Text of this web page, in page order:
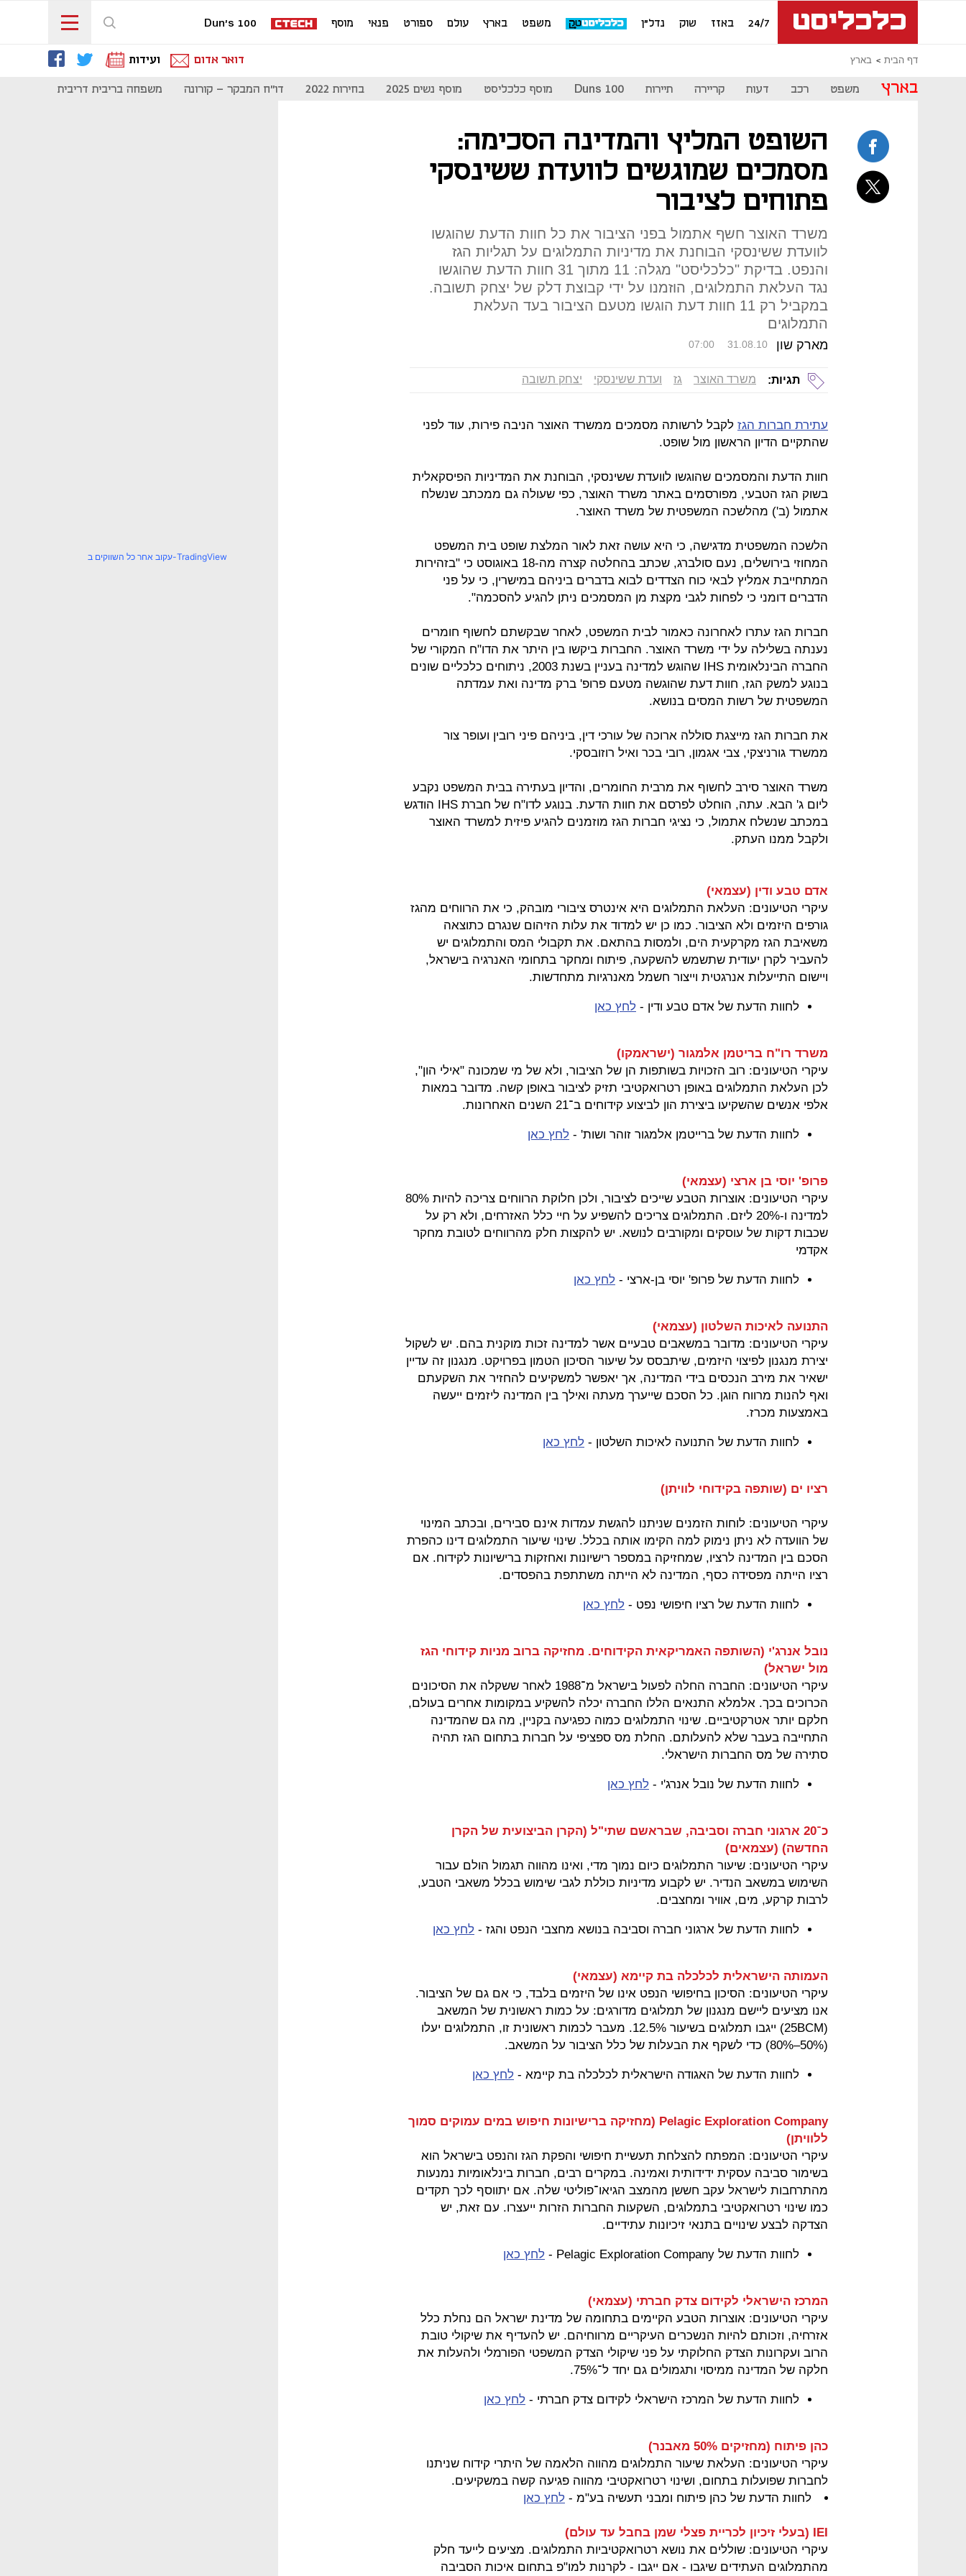
24/7 באזז שוק נדל"ן משפט בארץ עולם ספורט פנאי מוסף Dun's 100
דף הבית בארץ דואר אדום ועידות
בארץ משפט רכב דעות קריירה תיירות Duns 100 מוסף כלכליסט מוסף נשים 2025 בחירות 2022 דו"ח המבקר - קורונה משפחה בריבית דריבית
השופט המליץ והמדינה הסכימה:
מסמכים שמוגשים לוועדת ששינסקי
פתוחים לציבור
משרד האוצר חשף אתמול בפני הציבור את כל חוות הדעת שהוגשו
לוועדת ששינסקי הבוחנת את מדיניות התמלוגים על תגליות הגז
והנפט. בדיקת "כלכליסט" מגלה: 11 מתוך 31 חוות הדעת שהוגשו
נגד העלאת התמלוגים, הוזמנו על ידי קבוצת דלק של יצחק תשובה.
במקביל רק 11 חוות דעת הוגשו מטעם הציבור בעד העלאת
התמלוגים
מארק שון 07:00 31.08.10
תגיות: משרד האוצר גז ועדת ששינסקי יצחק תשובה
עתירת חברות הגז לקבל לרשותה מסמכים ממשרד האוצר הניבה פירות, עוד לפני
שהתקיים הדיון הראשון מול שופט.
חוות הדעת והמסמכים שהוגשו לוועדת ששינסקי, הבוחנת את המדיניות הפיסקאלית
בשוק הגז הטבעי, מפורסמים באתר משרד האוצר, כפי שעולה גם ממכתב שנשלח
אתמול (ב') מהלשכה המשפטית של משרד האוצר.
הלשכה המשפטית מדגישה, כי היא עושה זאת לאור המלצת שופט בית המשפט
המחוזי בירושלים, נעם סולברג, שכתב בהחלטה קצרה מה-18 באוגוסט כי "בזהירות
המתחייבת אמליץ לבאי כוח הצדדים לבוא בדברים ביניהם במישרין, כי על פני
הדברים דומני כי לפחות לגבי מקצת מן המסמכים ניתן להגיע להסכמה".
חברות הגז עתרו לאחרונה כאמור לבית המשפט, לאחר שבקשתם לחשוף חומרים
נענתה בשלילה על ידי משרד האוצר. החברות ביקשו בין היתר את הדו"ח המקורי של
החברה הבינלאומית IHS שהוגש למדינה בעניין בשנת 2003, ניתוחים כלכליים שונים
בנוגע למשק הגז, חוות דעת שהוגשה מטעם פרופ' ברק מדינה ואת עמדתה
המשפטית של רשות המסים בנושא.
את חברות הגז מייצגת סוללה ארוכה של עורכי דין, ביניהם פיני רובין ועופר צור
ממשרד גורניצקי, צבי אגמון, רובי בכר ואיל רוזובסקי.
משרד האוצר סירב לחשוף את מרבית החומרים, והדיון בעתירה בבית המשפט נקבע
ליום ג' הבא. עתה, הוחלט לפרסם את חוות הדעת. בנוגע לדו"ח של חברת IHS הודגש
במכתב שנשלח אתמול, כי נציגי חברות הגז מוזמנים להגיע פיזית למשרד האוצר
ולקבל ממנו העתק.
אדם טבע ודין (עצמאי)
עיקרי הטיעונים: העלאת התמלוגים היא אינטרס ציבורי מובהק, כי את הרווחים מהגז
גורפים היזמים ולא הציבור. כמו כן יש למדוד את עלות הזיהום שנגרם כתוצאה
משאיבת הגז מקרקעית הים, ולמסות בהתאם. את תקבולי המס והתמלוגים יש
להעביר לקרן יעודית שתשמש להשקעה, פיתוח ומחקר בתחומי האנרגיה בישראל,
ויישום התייעלות אנרגטית וייצור חשמל מאנרגיות מתחדשות.
לחוות הדעת של אדם טבע ודין - לחץ כאן
משרד רו"ח בריטמן אלמגור (ישראמקו)
עיקרי הטיעונים: רוב הזכויות בשותפות הן של הציבור, ולא של מי שמכונה "אילי הון",
לכן העלאת התמלוגים באופן רטרואקטיבי תזיק לציבור באופן קשה. מדובר במאות
אלפי אנשים שהשקיעו ביצירת הון לביצוע קידוחים ב־21 השנים האחרונות.
לחוות הדעת של ברייטמן אלמגור זוהר ושות' - לחץ כאן
פרופ' יוסי בן ארצי (עצמאי)
עיקרי הטיעונים: אוצרות הטבע שייכים לציבור, ולכן חלוקת הרווחים צריכה להיות 80%
למדינה ו-20% ליזם. התמלוגים צריכים להשפיע על חיי כלל האזרחים, ולא רק על
שכבות דקות של עוסקים ומקורבים לנושא. יש להקצות חלק מהרווחים לטובת מחקר
אקדמי
לחוות הדעת של פרופ' יוסי בן-ארצי - לחץ כאן
התנועה לאיכות השלטון (עצמאי)
עיקרי הטיעונים: מדובר במשאבים טבעיים אשר למדינה זכות מוקנית בהם. יש לשקול
יצירת מנגנון לפיצוי היזמים, שיתבסס על שיעור הסיכון הטמון בפרויקט. מנגנון זה עדיין
ישאיר את מירב הנכסים בידי המדינה, אך יאפשר למשקיעים להחזיר את השקעתם
ואף להנות מרווח הוגן. כל הסכם שייערך מעתה ואילך בין המדינה ליזמים ייעשה
באמצעות מכרז.
לחוות הדעת של התנועה לאיכות השלטון - לחץ כאן
רציו ים (שותפה בקידוחי לוויתן)
עיקרי הטיעונים: לוחות הזמנים שניתנו להגשת עמדות אינם סבירים, ובכתב המינוי
של הוועדה לא ניתן נימוק למה הקימו אותה בכלל. שינוי שיעור התמלוגים דינו כהפרת
הסכם בין המדינה לרציו, שמחזיקה במספר רישיונות ואחזקות ברישיונות לקידוח. אם
רציו הייתה מפסידה כסף, המדינה לא הייתה משתתפת בהפסדים.
לחוות הדעת של רציו חיפושי נפט - לחץ כאן
נובל אנרג'י (השותפה האמריקאית הקידוחים. מחזיקה ברוב מניות קידוחי הגז
מול ישראל)
עיקרי הטיעונים: החברה החלה לפעול בישראל מ־1988 לאחר ששקלה את הסיכונים
הכרוכים בכך. אלמלא התנאים הללו החברה יכלה להשקיע במקומות אחרים בעולם,
חלקם יותר אטרקטיביים. שינוי התמלוגים כמוה כפגיעה בקניין, מה גם שהמדינה
התחייבה בעבר שלא להעלותם. החלת מס ספציפי על חברות בתחום הגז תהיה
סתירה של מס החברות הישראלי.
לחוות הדעת של נובל אנרג'י - לחץ כאן
כ־20 ארגוני חברה וסביבה, שבראשם שתי"ל (הקרן הביצועית של הקרן
החדשה) (עצמאים)
עיקרי הטיעונים: שיעור התמלוגים כיום נמוך מדי, ואינו מהווה תגמול הולם עבור
השימוש במשאב הנדיר. יש לקבוע מדיניות כוללת לגבי שימוש בכלל משאבי הטבע,
לרבות קרקע, מים, אוויר ומחצבים.
לחוות הדעת של ארגוני חברה וסביבה בנושא מחצבי הנפט והגז - לחץ כאן
העמותה הישראלית לכלכלה בת קיימא (עצמאי)
עיקרי הטיעונים: הסיכון בחיפושי הנפט אינו של היזמים בלבד, כי אם גם של הציבור.
אנו מציעים ליישם מנגנון של תמלוגים מדורגים: על כמות ראשונית של המשאב
(25BCM) ייגבו תמלוגים בשיעור 12.5%. מעבר לכמות ראשונית זו, התמלוגים יעלו
(50%–80%) כדי לשקף את הבעלות של כלל הציבור על המשאב.
לחוות הדעת של האגודה הישראלית לכלכלה בת קיימא - לחץ כאן
Pelagic Exploration Company (מחזיקה ברישיונות חיפוש במים עמוקים סמוך
ללוויתן)
עיקרי הטיעונים: המפתח להצלחת תעשיית חיפושי והפקת הגז והנפט בישראל הוא
בשימור סביבה עסקית ידידותית ואמינה. במקרים רבים, חברות בינלאומיות נמנעות
מהתרחבות לישראל עקב חששן מהמצב הגיאו־פוליטי שלה. אם יתווסף לכך תקדים
כמו שינוי רטרואקטיבי בתמלוגים, השקעות החברות הזרות ייעצרו. עם זאת, יש
הצדקה לבצע שינויים בתנאי זיכיונות עתידיים.
לחוות הדעת של Pelagic Exploration Company - לחץ כאן
המרכז הישראלי לקידום צדק חברתי (עצמאי)
עיקרי הטיעונים: אוצרות הטבע הקיימים בתחומה של מדינת ישראל הם נחלת כלל
אזרחיה, וזכותם להיות הנשכרים העיקריים מרווחיהם. יש להעדיף את שיקולי טובת
הרוב ועקרונות הצדק החלוקתי על פני שיקולי הצדק המשפטי הפורמלי ולהעלות את
חלקה של המדינה ממיסוי ותגמולים גם יחד ל־75%.
לחוות הדעת של המרכז הישראלי לקידום צדק חברתי - לחץ כאן
כהן פיתוח (מחזיקים 50% מאבנר)
עיקרי הטיעונים: העלאת שיעור התמלוגים מהווה הלאמה של היתרי קידוח שניתנו
לחברות שפועלות בתחום, ושינוי רטרואקטיבי מהווה פגיעה קשה במשקיעים.
לחוות הדעת של כהן פיתוח ומבני תעשיה בע"מ - לחץ כאן
IEI (בעלי זיכיון לכריית פצלי שמן בחבל עד עולם)
עיקרי הטיעונים: שוללים את נושא רטרואקטיביות התמלוגים. מציעים לייעד חלק
מהתמלוגים העתידים שיגבו - אם ייגבו - לקרנות למו"פ בתחום איכות הסביבה
עקוב אחר כל השווקים ב-TradingView